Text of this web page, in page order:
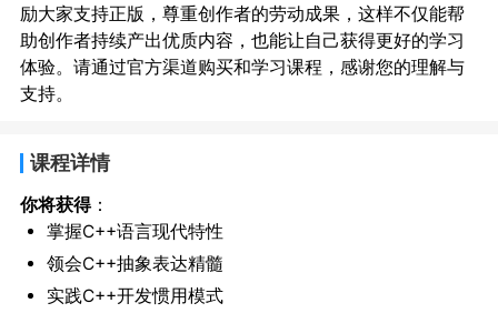
励大家支持正版，尊重创作者的劳动成果，这样不仅能帮
助创作者持续产出优质内容，也能让自己获得更好的学习
体验。请通过官方渠道购买和学习课程，感谢您的理解与
支持。
课程详情
你将获得：
掌握C++语言现代特性
领会C++抽象表达精髓
实践C++开发惯用模式